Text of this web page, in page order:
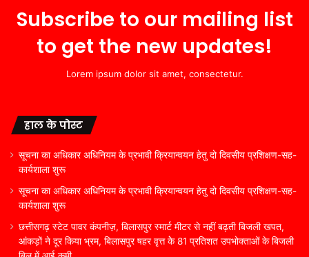
Subscribe to our mailing list
to get the new updates!
Lorem ipsum dolor sit amet, consectetur.
हाल के पोस्ट
सूचना का अधिकार अधिनियम के प्रभावी क्रियान्वयन हेतु दो दिवसीय प्रशिक्षण-सह-
कार्यशाला शुरू
सूचना का अधिकार अधिनियम के प्रभावी क्रियान्वयन हेतु दो दिवसीय प्रशिक्षण-सह-
कार्यशाला शुरू
छत्तीसगढ़ स्टेट पावर कंपनीज़, बिलासपुर स्मार्ट मीटर से नहीं बढ़ती बिजली खपत,
आंकड़ों ने दूर किया भ्रम, बिलासपुर षहर वृत्त केे 81 प्रतिशत उपभोक्ताओं के बिजली